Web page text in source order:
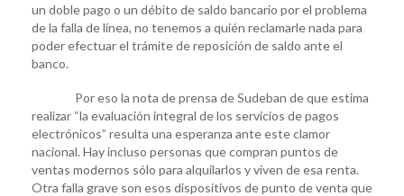
un doble pago o un débito de saldo bancario por el problema
de la falla de línea, no tenemos a quién reclamarle nada para
poder efectuar el trámite de reposición de saldo ante el
banco.
Por eso la nota de prensa de Sudeban de que estima
realizar “la evaluación integral de los servicios de pagos
electrónicos” resulta una esperanza ante este clamor
nacional. Hay incluso personas que compran puntos de
ventas modernos sólo para alquilarlos y viven de esa renta.
Otra falla grave son esos dispositivos de punto de venta que